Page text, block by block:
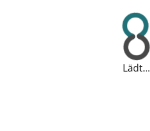
Lädt...